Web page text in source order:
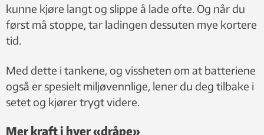
kunne kjøre langt og slippe å lade ofte. Og når du
først må stoppe, tar ladingen dessuten mye kortere
tid.
Med dette i tankene, og vissheten om at batteriene
også er spesielt miljøvennlige, lener du deg tilbake i
setet og kjører trygt videre.
Mer kraft i hver «dråpe»